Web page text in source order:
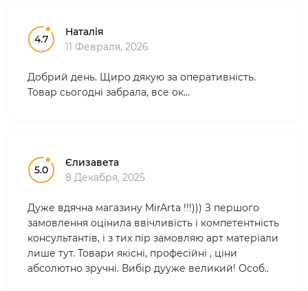
4.7
Наталія
11 Февраля, 2026
Добрий день. Щиро дякую за оперативність.
Товар сьогодні забрала, все ок...
5.0
Єлизавета
8 Декабря, 2025
Дуже вдячна магазину MirArta !!!))) З першого
замовлення оцінила ввічливість і компетентність
консультантів, і з тих пір замовляю арт матеріали
лише тут. Товари якісні, професійні , ціни
абсолютно зручні. Вибір дууже великий! Особ..